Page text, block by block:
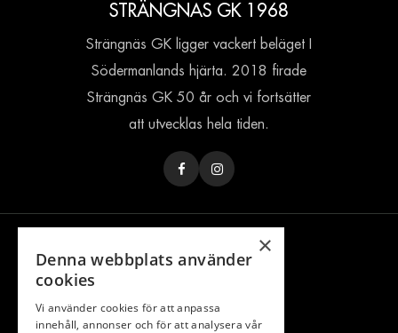
STRÄNGNAS GK 1968
Strängnäs GK ligger vackert beläget I
Södermanlands hjärta. 2018 firade
Strängnäs GK 50 år och vi fortsätter
att utvecklas hela tiden.
Klubben
×
Denna webbplats använder
cookies
Vi använder cookies för att anpassa
innehåll, annonser och för att analysera vår